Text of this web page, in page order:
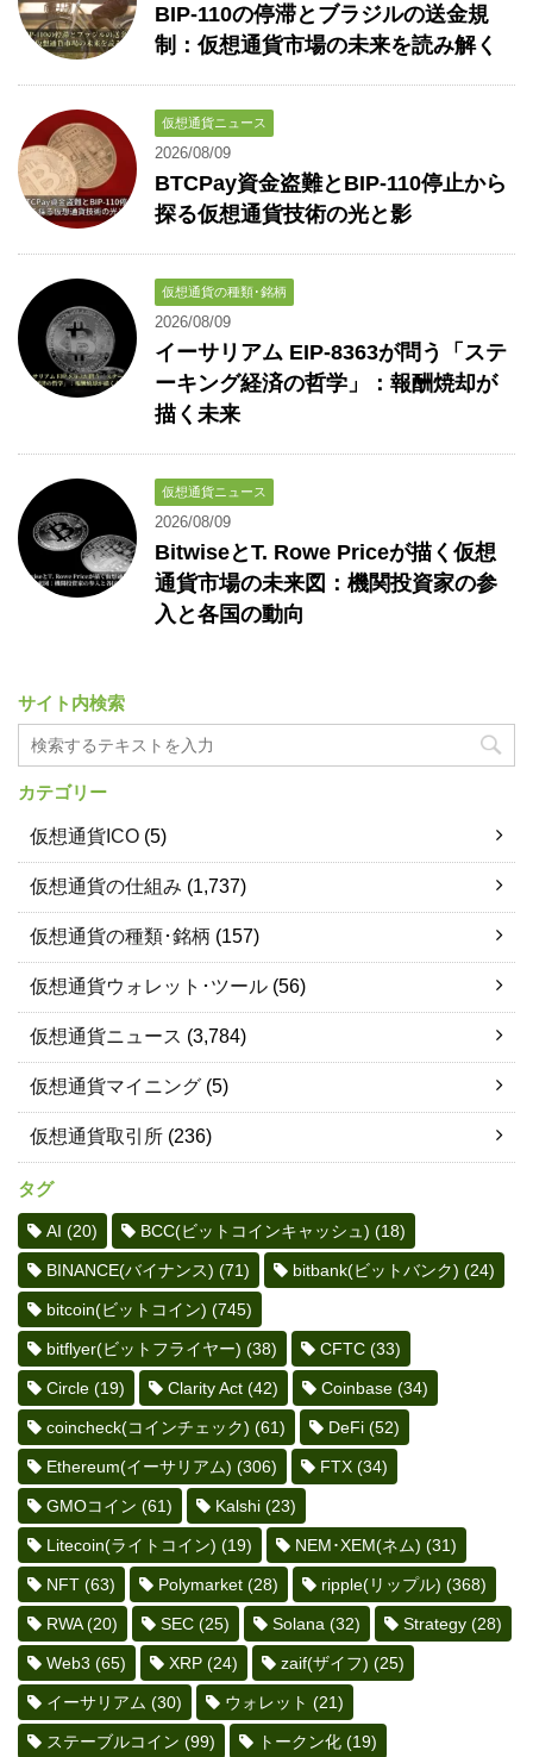
BIP-110の停滞とブラジルの送金規
制：仮想通貨市場の未来を読み解く
仮想通貨ニュース
2026/08/09
BTCPay資金盗難とBIP-110停止から
探る仮想通貨技術の光と影
仮想通貨の種類･銘柄
2026/08/09
イーサリアム EIP-8363が問う「ステ
ーキング経済の哲学」：報酬焼却が
描く未来
仮想通貨ニュース
2026/08/09
BitwiseとT. Rowe Priceが描く仮想
通貨市場の未来図：機関投資家の参
入と各国の動向
サイト内検索
カテゴリー
仮想通貨ICO (5)
仮想通貨の仕組み (1,737)
仮想通貨の種類･銘柄 (157)
仮想通貨ウォレット･ツール (56)
仮想通貨ニュース (3,784)
仮想通貨マイニング (5)
仮想通貨取引所 (236)
タグ
AI (20) BCC(ビットコインキャッシュ) (18)
BINANCE(バイナンス) (71) bitbank(ビットバンク) (24)
bitcoin(ビットコイン) (745)
bitflyer(ビットフライヤー) (38) CFTC (33)
Circle (19) Clarity Act (42) Coinbase (34)
coincheck(コインチェック) (61) DeFi (52)
Ethereum(イーサリアム) (306) FTX (34)
GMOコイン (61) Kalshi (23)
Litecoin(ライトコイン) (19) NEM･XEM(ネム) (31)
NFT (63) Polymarket (28) ripple(リップル) (368)
RWA(20) SEC (25) Solana (32) Strategy (28)
Web3 (65) XRP (24) zaif(ザイフ) (25)
イーサリアム (30) ウォレット (21)
ステーブルコイン (99) トークン化 (19)